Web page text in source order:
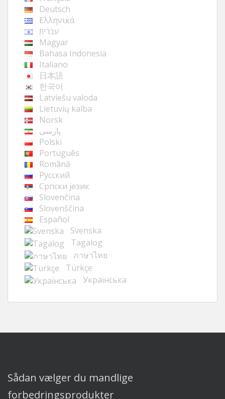
Deutsch
Ελληνικά
עברית
Magyar
Bahasa Indonesia
Italiano
日本語
한국어
Latviešu valoda
Lietuvių kalba
Norsk
پارسی
Polski
Português
Română
Русский
Cрпски језик
Slovenčina
Slovenščina
Español
Svenska
Tagalog
ภาษาไทย
Türkçe
Українська
Sådan vælger du mandlige
forbedringsprodukter